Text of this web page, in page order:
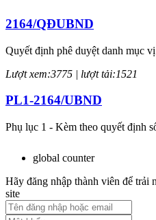
2164/QĐUBND
Quyết định phê duyệt danh mục
Lượt xem:3775 | lượt tải:1521
PL1-2164/UBND
Phụ lục 1 - Kèm theo quyết định
PL2-2164/UBND
Phụ lục 2 - Kèm theo quyết định số
global counter
Hãy đăng nhập thành viên để trải
site